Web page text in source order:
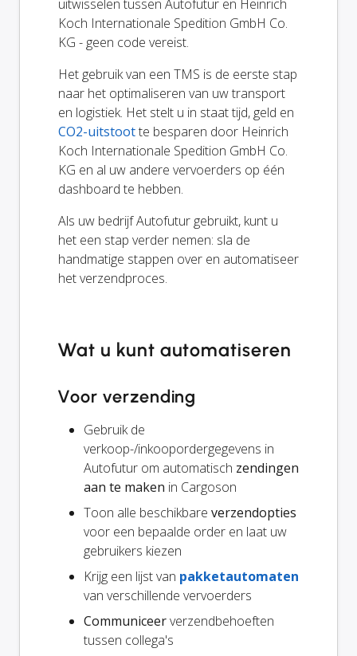
uitwisselen tussen Autofutur en Heinrich
Koch Internationale Spedition GmbH Co.
KG - geen code vereist.
Het gebruik van een TMS is de eerste stap
naar het optimaliseren van uw transport
en logistiek. Het stelt u in staat tijd, geld en
CO2-uitstootte besparen door Heinrich
Koch Internationale Spedition GmbH Co.
KG en al uw andere vervoerders op één
dashboard te hebben.
Als uw bedrijf Autofutur gebruikt, kunt u
het een stap verder nemen: sla de
handmatige stappen over en automatiseer
het verzendproces.
Wat u kunt automatiseren
Voor verzending
Gebruik de
verkoop-/inkoopordergegevens in
Autofutur om automatisch zendingen
aan te maken in Cargoson
Toon alle beschikbare verzendopties
voor een bepaalde order en laat uw
gebruikers kiezen
Krijg een lijst van pakketautomaten
van verschillende vervoerders
Communiceerverzendbehoeften
tussen collega's